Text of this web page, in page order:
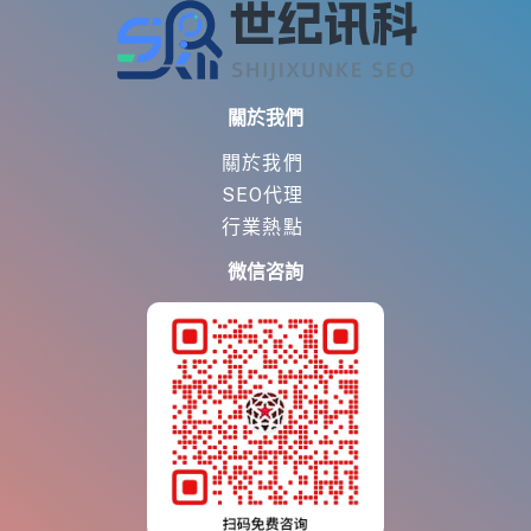
關於我們
關於我們
SEO代理
行業熱點
微信咨詢